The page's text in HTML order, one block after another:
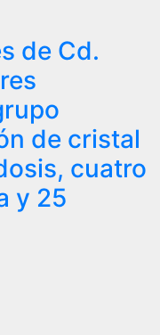
de Cd.
de cristal
cuatro
y 25